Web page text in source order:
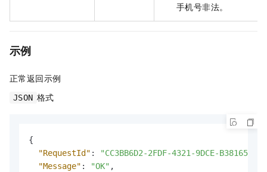
手机号非法。
示例
正常返回示例
JSON 格式
{
"RequestId" :
"CC3BB6D2-2FDF-4321-9DCE-
"Message" : "OK" ,